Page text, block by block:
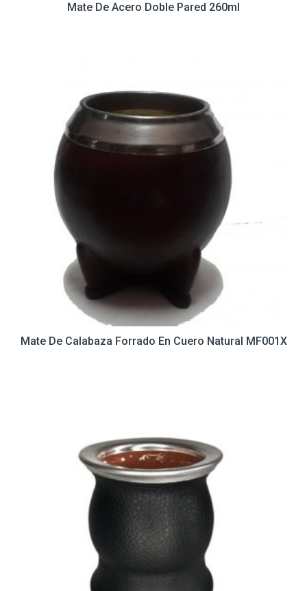
Mate De Acero Doble Pared 260ml
Mate De Calabaza Forrado En Cuero Natural MF001X